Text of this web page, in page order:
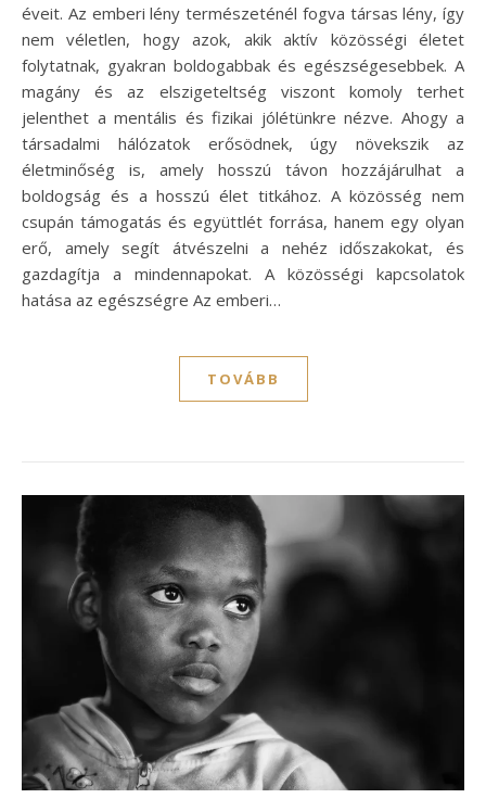
éveit. Az emberi lény természeténél fogva társas lény, így
nem véletlen, hogy azok, akik aktív közösségi életet
folytatnak, gyakran boldogabbak és egészségesebbek. A
magány és az elszigeteltség viszont komoly terhet
jelenthet a mentális és fizikai jólétünkre nézve. Ahogy a
társadalmi hálózatok erősödnek, úgy növekszik az
életminőség is, amely hosszú távon hozzájárulhat a
boldogság és a hosszú élet titkához. A közösség nem
csupán támogatás és együttlét forrása, hanem egy olyan
erő, amely segít átvészelni a nehéz időszakokat, és
gazdagítja a mindennapokat. A közösségi kapcsolatok
hatása az egészségre Az emberi…
TOVÁBB